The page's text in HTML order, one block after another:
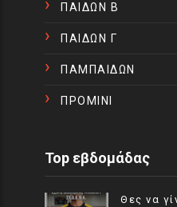
ΠΑΙΔΩΝ Β
ΠΑΙΔΩΝ Γ
ΠΑΜΠΑΙΔΩΝ
ΠΡΟΜΙΝΙ
Top εβδομάδας
Θες να